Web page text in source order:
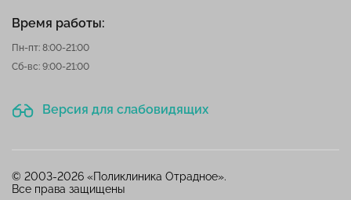
Время работы:
Пн-пт: 8:00-21:00
Сб-вс: 9:00-21:00
Версия для слабовидящих
© 2003-2026 «Поликлиника Отрадное».
Все права защищены